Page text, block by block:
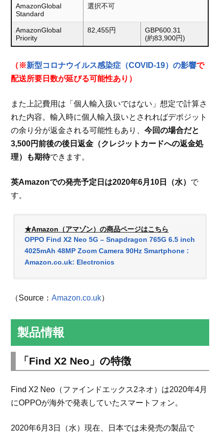
AmazonGlobal
Standard
選択不可
AmazonGlobal
Priority
82,455円
GBP600.31
(約83,900円)
（※新型コロナウイルス感染症（COVID-19）の影響で
配送所要日数が延びる可能性あり）
また上記費用は「個人輸入扱いではない」想定で計算さ
れた内容。輸入時に個人輸入扱いとされればデポジット
の余り分が返金される可能性もあり、今回の場合だと
3,500円前後の後日返金（クレジットカードへの返金処
理）も期待できます。
英Amazonでの発売予定日は2020年6月10日（水） で
す。
★Amazon（アマゾン）の商品ページはこちら
OPPO Find X2 Neo 5G – Snapdragon 765G 6.5 inch
4025mAh 48MP Zoom Camera 90Hz Smartphone :
Amazon.co.uk: Electronics
（Source：Amazon.co.uk）
製品情報
「Find X2 Neo」の特徴
Find X2 Neo（ファインドエックス2ネオ）は2020年4月
にOPPOが海外で発表していたスマートフォン。
2020年6月3日（水）現在、日本では未発売の製品で